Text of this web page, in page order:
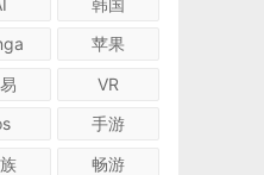
苹果
VR
手游
畅游